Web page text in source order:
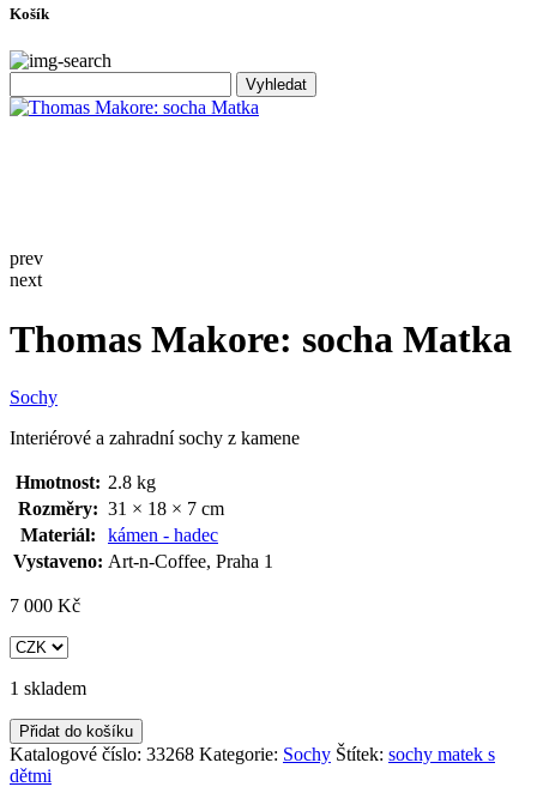
Košík
prev
next
Thomas Makore: socha Matka
Sochy
Interiérové a zahradní sochy z kamene
Hmotnost: 2.8 kg
Rozměry: 31 × 18 × 7 cm
Materiál:
kámen - hadec
Vystaveno: Art-n-Coffee, Praha 1
7 000 Kč
1 skladem
Přidat do košíku
Katalogové číslo: 33268 Kategorie: Sochy Štítek: sochy matek s
dětmi